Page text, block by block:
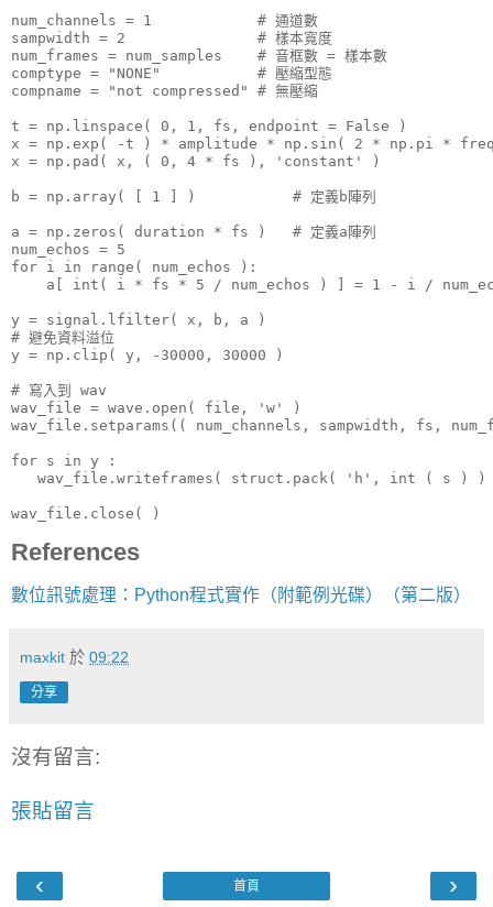
num_channels = 1            # 通道數
sampwidth = 2               # 樣本寬度
num_frames = num_samples    # 音框數 = 樣本數
comptype = "NONE"           # 壓縮型態
compname = "not compressed" # 無壓縮
t = np.linspace( 0, 1, fs, endpoint = False )
x = np.exp( -t ) * amplitude * np.sin( 2 * np.pi *
x = np.pad( x, ( 0, 4 * fs ), 'constant' )
b = np.array( [ 1 ] )           # 定義b陣列
a = np.zeros( duration * fs )   # 定義a陣列
num_echos = 5
for i in range( num_echos ):
a[ int( i * fs * 5 / num_echos ) ] = 1 - i /
y = signal.lfilter( x, b, a )
# 避免資料溢位
y = np.clip( y, -30000, 30000 )
# 寫入到 wav
wav_file = wave.open( file, 'w' )
wav_file.setparams(( num_channels, sampwidth, fs,
for s in y :
wav_file.writeframes( struct.pack( 'h', int ( s ) )
wav_file.close( )
References
數位訊號處理：Python程式實作（附範例光碟）（第二版）
maxkit 於 09:22
分享
沒有留言:
張貼留言
‹ ›
首頁